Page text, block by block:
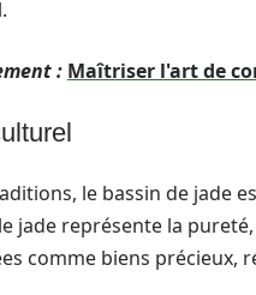
: Maîtriser l'art de
le bassin de jade
jade représente la
comme biens précieux,